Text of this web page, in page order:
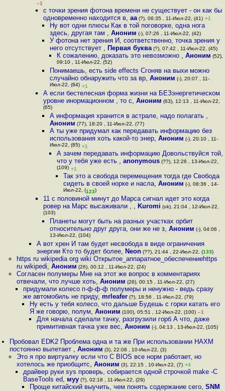
–1
с точки зрения фотона времени не существует - он как бы
одновременно находится в, aa(?), 06:35 , 11-Июл-22, (41) +1
Ну вот одни плюсы Как в той поговорке, одна нога
здесь, другая там ,Аноним (-), 07:26 , 11-Июл-22, (42)
У фотона нет зрения И, соответственно, точка зрения у
него отсутствует , Первая буква (?), 07:42 , 11-Июл-22, (45)
К сожалению, доказать это невозможно , Аноним (52),
09:10 , 11-Июл-22, (52)
Понимаешь, есть side effects Сгоняв на выхи можно
случайно обнаружить что за вр,Аноним (-), 20:07 , 11-
Июл-22, (84) +1
А если бестелесная форма жизни на БЕЗэнергетическом
уровне инормационном , то с, Аноним (63), 12:13 , 11-Июл-22,
(65)
А информация хранится в астрале, надо полагать ,
Аноним (77), 18:20 , 11-Июл-22, (77)
А ты уже придумал как передавать информацию без
использования хоть какой-то энер,Аноним (-), 20:10 , 11-
Июл-22, (85) +1
А зачем передавать информацию Довольствуйся той,
что у тебя уже есть , anonymous(??), 12:26 , 13-Июл-22,
(109) +1
Так это а свобода перемещения тогда где Свобода
сидеть в своей норке и насла, Аноним (-), 08:36 , 14-
Июл-22, (123)
11 с половиной минут до Марса сигнал идет это когда
ровер на Марс высаживали , , Kuromi (ok), 21:04 , 12-Июл-22,
(103)
Планеты могут быть на разных участках орбит
относительно друг друга, они же не з,Аноним (-), 04:06 ,
13-Июл-22, (104)
А вот хрен И там будет несвобода в виде ограничения
энергии Кто то будет более, Neon(??), 21:44 , 22-Июл-22, (133)
https ru wikipedia org wiki Открытое_аппаратное_обеспечениеhttps
ru wikipedi, Аноним (26), 00:12 , 11-Июл-22, (24)
Согласен полумеры Мне на этот же вопрос в комментариях
отвечали, что лучше хоть, Аноним (26), 00:15 , 11-Июл-22, (27)
придумали колесо п-ф-ф-ф полумеры и ненужно - ведь сразу
же автомобиль не приду, mrleafer(?), 18:56 , 11-Июл-22, (79)
Ну есть у тебя колесо, что дальше Будешь с горки катать его
Я же говорю, полум,Аноним (100), 05:51 , 12-Июл-22, (100) –1
Для начала сделали тачку, разгрузили горб А что, даже
примитивная тачка уже вес, Аноним (-), 04:13 , 13-Июл-22, (105)
Пробовал EDK2 Проблема одна и та же При использовании HAXM
постоянно вылетает ,Аноним (3), 22:08 , 10-Июл-22, (3)
Это я про виртуалку если что С BIOS все норм работает, но
хотелось же приобщитс, Аноним (3), 22:15 , 10-Июл-22, (7) +4
драйвер руки sys проверь, собирается одной строчкой make -C
BaseTools ed, муу(?), 02:18 , 11-Июл-22, (29)
Проще китайский выучить, чем понять содержание сего,SNM